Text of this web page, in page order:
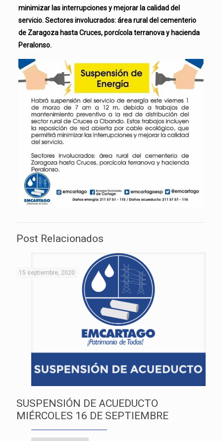
minimizar las interrupciones y mejorar la calidad del
servicio. Sectores involucrados: área rural del cementerio
de Zaragoza hasta Cruces, porcícola terranova y hacienda
Peralonso.
Post Relacionados
15 septiembre, 2020
SUSPENSIÓN DE ACUEDUCTO
MIÉRCOLES 16 DE SEPTIEMBRE